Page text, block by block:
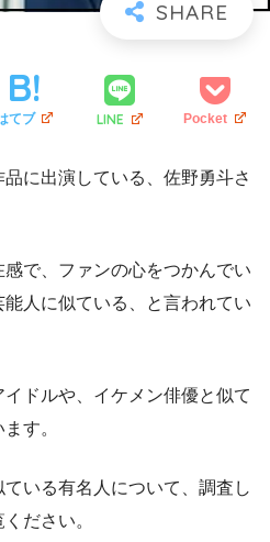
てブ LINE Pocket
に出演している、佐野勇斗さ
で、ファンの心をつかんでい
人に似ている、と言われてい
ドルや、イケメン俳優と似て
す。
いる有名人について、調査し
ださい。